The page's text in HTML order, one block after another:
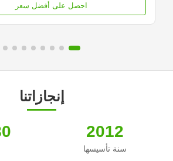
dimension 585.6mm *48.19mm Display
احصل على أفضل سعر
إنجازاتنا
2012
سنة تأسيسها